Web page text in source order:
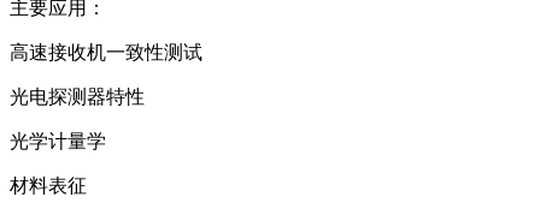
主要应用：
高速接收机一致性测试
光电探测器特性
光学计量学
材料表征